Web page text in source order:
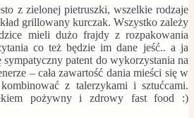
z zielonej pietruszki, wszelkie rodzaje
grillowany kurczak. Wszystko zależy
mieli dużo frajdy z rozpakowania
co też będzie im dane jeść.. a ja
sympatyczny patent do wykorzystania na
– cała zawartość dania mieści się w
z talerzykami i sztućcami.
pożywny i zdrowy fast food :)